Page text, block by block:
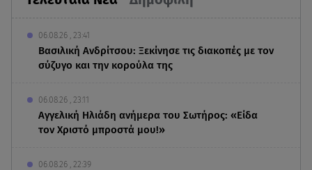
06.08.26 , 23:41
Βασιλική Ανδρίτσου: Ξεκίνησε τις διακοπές με τον
σύζυγο και την κορούλα της
06.08.26 , 23:11
Αγγελική Ηλιάδη ανήμερα του Σωτήρος: «Είδα
τον Χριστό μπροστά μου!»
06.08.26 , 22:39